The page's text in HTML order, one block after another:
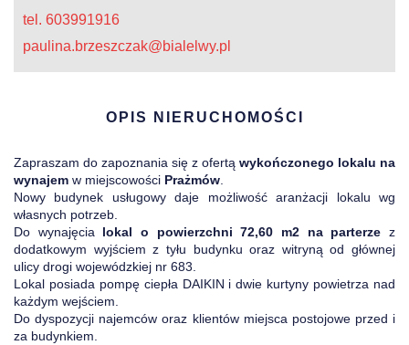
tel. 603991916
paulina.brzeszczak@bialelwy.pl
OPIS NIERUCHOMOŚCI
Zapraszam do zapoznania się z ofertą wykończonego lokalu na
wynajem w miejscowości Prażmów
Nowy budynek usługowy daje możliwość aranżacji lokalu wg
własnych potrzeb.
Do wynajęcia lokal o powierzchni 72,60 m2 na parterze z
dodatkowym wyjściem z tyłu budynku oraz witryną od głównej
ulicy drogi wojewódzkiej nr 683.
Lokal posiada pompę ciepła DAIKIN i dwie kurtyny powietrza nad
każdym wejściem.
Do dyspozycji najemców oraz klientów miejsca postojowe przed i
za budynkiem.